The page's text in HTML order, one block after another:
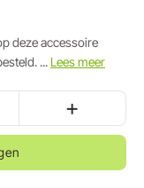
deze accessoire
wordt al meegeleverd als je bij ons de lamp besteld. ... Lees meer
+